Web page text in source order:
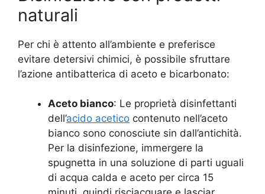
naturali
Per chi è attento all’ambiente e preferisce
evitare detersivi chimici, è possibile sfruttare
l’azione antibatterica di aceto e bicarbonato:
Aceto bianco: Le proprietà disinfettanti
dell’acido acetico contenuto nell’aceto
bianco sono conosciute sin dall’antichità.
Per la disinfezione, immergere la
spugnetta in una soluzione di parti uguali
di acqua calda e aceto per circa 15